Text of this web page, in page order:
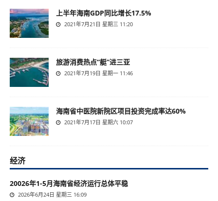
上半年海南GDP同比增长17.5%
2021年7月21日 星期三 11:20
旅游消费热点“艇”进三亚
2021年7月19日 星期一 11:46
海南省中医院新院区项目投资完成率达60%
2021年7月17日 星期六 10:07
经济
20026年1-5月海南省经济运行总体平稳
2026年6月24日 星期三 16:09